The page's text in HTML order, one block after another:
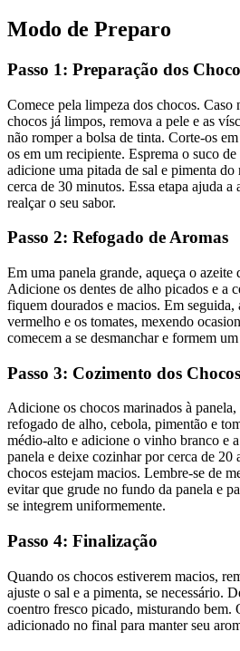
Modo de Preparo
Passo 1: Preparação dos
Comece pela limpeza dos chocos. Caso
chocos já limpos, remova a pele e as
não romper a bolsa de tinta. Corte-os
os em um recipiente. Esprema o suco
adicione uma pitada de sal e pimenta
cerca de 30 minutos. Essa etapa ajuda a
realçar o seu sabor.
Passo 2: Refogado de Aromas
Em uma panela grande, aqueça o
Adicione os dentes de alho picados e a
fiquem dourados e macios. Em seguida,
vermelho e os tomates, mexendo
comecem a se desmanchar e formem
Passo 3: Cozimento dos Chocos
Adicione os chocos marinados à
refogado de alho, cebola, pimentão e
médio-alto e adicione o vinho branco e
panela e deixe cozinhar por cerca de 20
chocos estejam macios. Lembre-se de
evitar que grude no fundo da panela e
se integrem uniformemente.
Passo 4: Finalização
Quando os chocos estiverem macios,
ajuste o sal e a pimenta, se necessário.
coentro fresco picado, misturando bem.
adicionado no final para manter seu